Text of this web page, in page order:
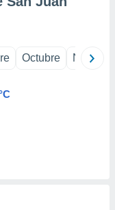
Octubre